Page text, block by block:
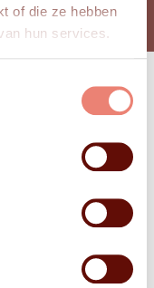
of die ze hebben
hun services.